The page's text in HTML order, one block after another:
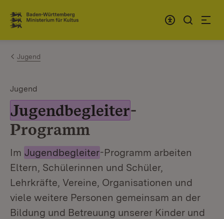
Zum Inhalt springen
Link zur Startseite
Jugend
Jugend
Jugendbegleiter-
Programm
Im Jugendbegleiter-Programm arbeiten
Eltern, Schülerinnen und Schüler,
Lehrkräfte, Vereine, Organisationen und
viele weitere Personen gemeinsam an der
Bildung und Betreuung unserer Kinder und